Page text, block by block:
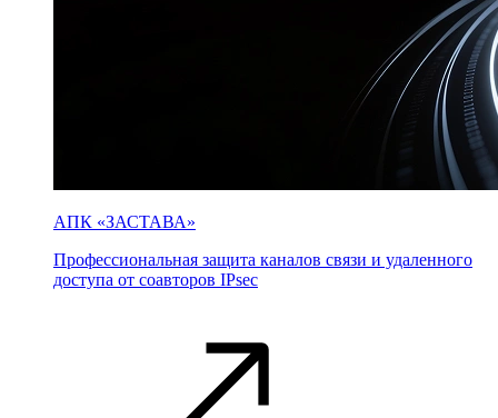
АПК «ЗАСТАВА»
Профессиональная защита каналов связи и удаленного
доступа от соавторов IPsec